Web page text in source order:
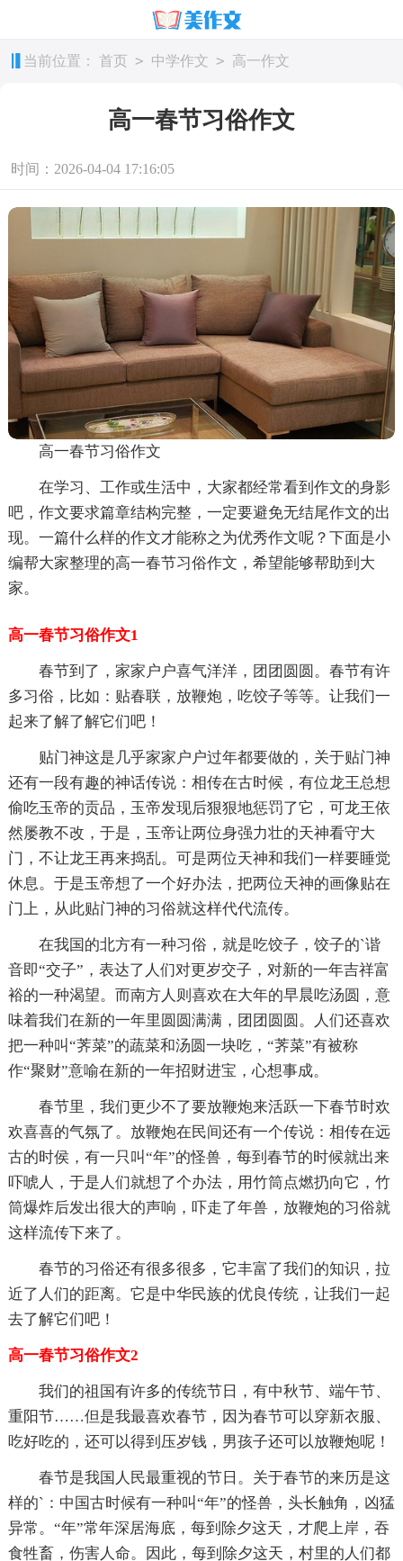
当前位置： 首页 > 中学作文 > 高一作文
高一春节习俗作文
时间：2026-04-04 17:16:05
高一春节习俗作文
在学习、工作或生活中，大家都经常看到作文的身影
吧，作文要求篇章结构完整，一定要避免无结尾作文的出
现。一篇什么样的作文才能称之为优秀作文呢？下面是小
编帮大家整理的高一春节习俗作文，希望能够帮助到大
家。
高一春节习俗作文1
春节到了，家家户户喜气洋洋，团团圆圆。春节有许
多习俗，比如：贴春联，放鞭炮，吃饺子等等。让我们一
起来了解了解它们吧！
贴门神这是几乎家家户户过年都要做的，关于贴门神
还有一段有趣的神话传说：相传在古时候，有位龙王总想
偷吃玉帝的贡品，玉帝发现后狠狠地惩罚了它，可龙王依
然屡教不改，于是，玉帝让两位身强力壮的天神看守大
门，不让龙王再来捣乱。可是两位天神和我们一样要睡觉
休息。于是玉帝想了一个好办法，把两位天神的画像贴在
门上，从此贴门神的习俗就这样代代流传。
在我国的北方有一种习俗，就是吃饺子，饺子的`谐
音即“交子”，表达了人们对更岁交子，对新的一年吉祥富
裕的一种渴望。而南方人则喜欢在大年的早晨吃汤圆，意
味着我们在新的一年里圆圆满满，团团圆圆。人们还喜欢
把一种叫“荠菜”的蔬菜和汤圆一块吃，“荠菜”有被称
作“聚财”意喻在新的一年招财进宝，心想事成。
春节里，我们更少不了要放鞭炮来活跃一下春节时欢
欢喜喜的气氛了。放鞭炮在民间还有一个传说：相传在远
古的时侯，有一只叫“年”的怪兽，每到春节的时候就出来
吓唬人，于是人们就想了个办法，用竹筒点燃扔向它，竹
筒爆炸后发出很大的声响，吓走了年兽，放鞭炮的习俗就
这样流传下来了。
春节的习俗还有很多很多，它丰富了我们的知识，拉
近了人们的距离。它是中华民族的优良传统，让我们一起
去了解它们吧！
高一春节习俗作文2
我们的祖国有许多的传统节日，有中秋节、端午节、
重阳节……但是我最喜欢春节，因为春节可以穿新衣服、
吃好吃的，还可以得到压岁钱，男孩子还可以放鞭炮呢！
春节是我国人民最重视的节日。关于春节的来历是这
样的`：中国古时候有一种叫“年”的怪兽，头长触角，凶猛
异常。“年”常年深居海底，每到除夕这天，才爬上岸，吞
食牲畜，伤害人命。因此，每到除夕这天，村里的人们都